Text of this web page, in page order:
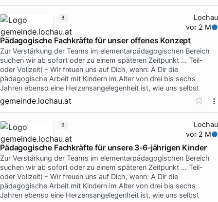
Lochau
vor 2 M
Pädagogische Fachkräfte für unser offenes Konzept
Zur Verstärkung der Teams im elementarpädagogischen Bereich
suchen wir ab sofort oder zu einem späteren Zeitpunkt … Teil-
oder Vollzeit) - Wir freuen uns auf Dich, wenn: Ä Dir die
pädagogische Arbeit mit Kindern im Alter von drei bis sechs
Jahren ebenso eine Herzensangelegenheit ist, wie uns selbst
gemeinde.lochau.at
8
Lochau
vor 2 M
Pädagogische Fachkräfte für unsere 3-6-jährigen Kinder
Zur Verstärkung der Teams im elementarpädagogischen Bereich
suchen wir ab sofort oder zu einem späteren Zeitpunkt … Teil-
oder Vollzeit) - Wir freuen uns auf Dich, wenn: Ä Dir die
pädagogische Arbeit mit Kindern im Alter von drei bis sechs
Jahren ebenso eine Herzensangelegenheit ist, wie uns selbst
9